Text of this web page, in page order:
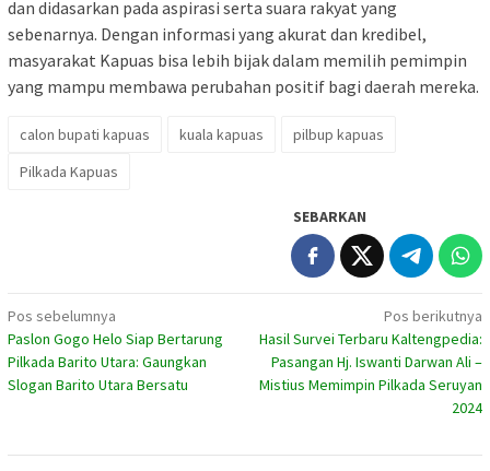
dan didasarkan pada aspirasi serta suara rakyat yang
sebenarnya. Dengan informasi yang akurat dan kredibel,
masyarakat Kapuas bisa lebih bijak dalam memilih pemimpin
yang mampu membawa perubahan positif bagi daerah mereka.
calon bupati kapuas kuala kapuas
pilbup kapuas
Pilkada Kapuas
SEBARKAN
Navigasi
pos
Pos sebelumnya
Paslon Gogo Helo Siap Bertarung
Pilkada Barito Utara: Gaungkan
Slogan Barito Utara Bersatu
Pos berikutnya
Hasil Survei Terbaru Kaltengpedia:
Pasangan Hj. Iswanti Darwan Ali –
Mistius Memimpin Pilkada Seruyan
2024